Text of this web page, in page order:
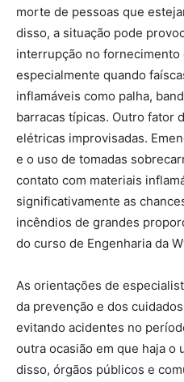
morte de pessoas que
disso, a situação pode
interrupção no
especialmente quando
inflamáveis como palha,
barracas típicas. Outro fator
elétricas improvisadas.
e o uso de tomadas
contato com materiais
significativamente as
incêndios de grandes
do curso de Engenharia da
As orientações de
da prevenção e dos
evitando acidentes no
outra ocasião em que haja o
disso, órgãos públicos e